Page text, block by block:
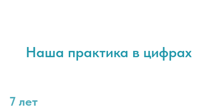
Наша практика в цифрах
7 лет